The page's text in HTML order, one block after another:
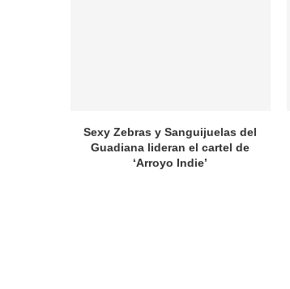
Sexy Zebras y Sanguijuelas del
Guadiana lideran el cartel de
‘Arroyo Indie’